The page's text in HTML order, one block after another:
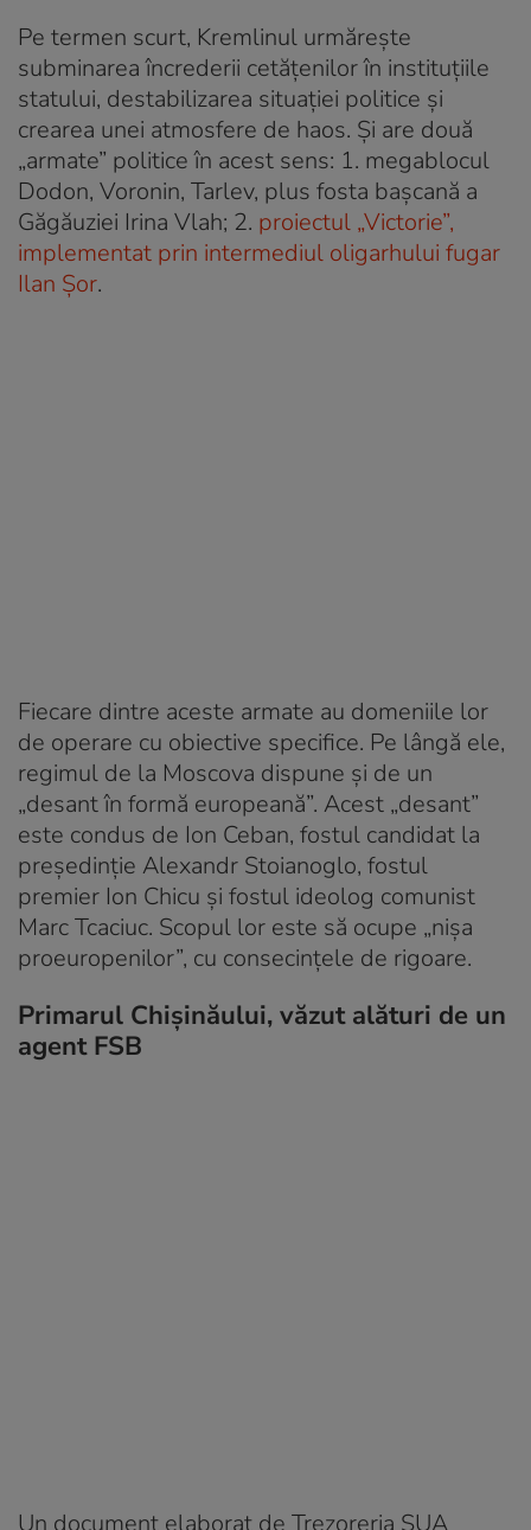
Pe termen scurt, Kremlinul urmărește
subminarea încrederii cetățenilor în instituțiile
statului, destabilizarea situației politice și
crearea unei atmosfere de haos. Și are două
„armate” politice în acest sens: 1. megablocul
Dodon, Voronin, Tarlev, plus fosta bașcană a
Găgăuziei Irina Vlah; 2. proiectul „Victorie”,
implementat prin intermediul oligarhului fugar
Ilan Șor.
Fiecare dintre aceste armate au domeniile lor
de operare cu obiective specifice. Pe lângă ele,
regimul de la Moscova dispune și de un
„desant în formă europeană”. Acest „desant”
este condus de Ion Ceban, fostul candidat la
președinție Alexandr Stoianoglo, fostul
premier Ion Chicu și fostul ideolog comunist
Marc Tcaciuc. Scopul lor este să ocupe „nișa
proeuropenilor”, cu consecințele de rigoare.
Primarul Chișinăului, văzut alături de un
agent FSB
Un document elaborat de Trezoreria SUA